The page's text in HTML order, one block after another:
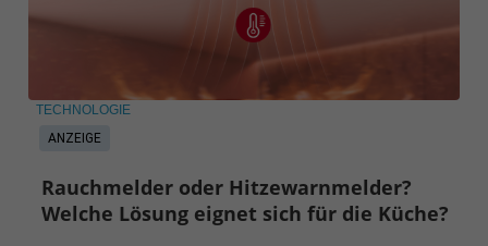
ANZEIGE
TECHNOLOGIE
Rauchmelder oder Hitzewarnmelder?
Welche Lösung eignet sich für die Küche?